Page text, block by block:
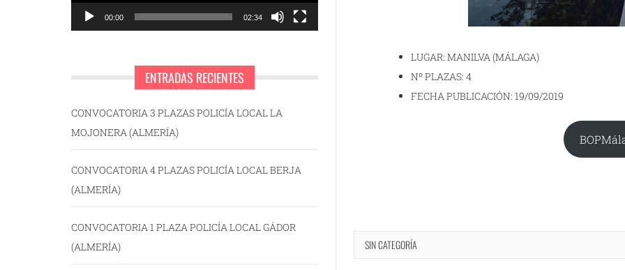
LUGAR: MANILVA (MÁLAGA)
Nº PLAZAS: 4
FECHA PUBLICACIÓN: 19/09/2019
SIN CATEGORÍA
00:00 02:34
ENTRADAS RECIENTES
CONVOCATORIA 3 PLAZAS POLICÍA LOCAL LA
MOJONERA (ALMERÍA)
CONVOCATORIA 4 PLAZAS POLICÍA LOCAL BERJA
(ALMERÍA)
CONVOCATORIA 1 PLAZA POLICÍA LOCAL GÁDOR
(ALMERÍA)